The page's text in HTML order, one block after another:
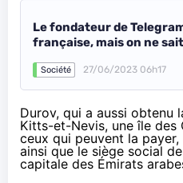
Le fondateur de
française, mais on ne
Société 27/06/2023 06h17
Durov, qui a aussi obtenu
Kitts-et-Nevis, une île des
ceux qui peuvent la payer,
ainsi que le siège social
capitale des Émirats